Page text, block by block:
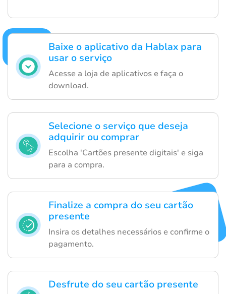
Baixe o aplicativo da Hablax para
usar o serviço
Acesse a loja de aplicativos e faça o
download.
Selecione o serviço que deseja
adquirir ou comprar
Escolha 'Cartões presente digitais' e siga
para a compra.
Finalize a compra do seu cartão
presente
Insira os detalhes necessários e confirme o
pagamento.
Desfrute do seu cartão presente